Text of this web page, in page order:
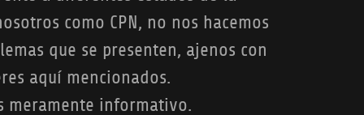
como CPN, no nos hacemos
que se presenten, ajenos con
aquí mencionados.
meramente informativo.